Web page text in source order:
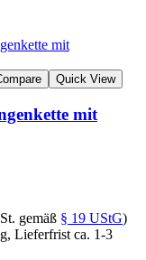
Quick View
mit
gemäß § 19 UStG)
Lieferfrist ca. 1-3